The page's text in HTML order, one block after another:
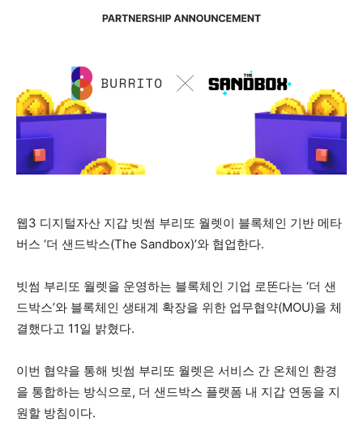
웹3 디지털자산 지갑 빗썸 부리또 월렛이 블록체인 기반 메타
버스 ‘더 샌드박스(The Sandbox)’와 협업한다.
빗썸 부리또 월렛을 운영하는 블록체인 기업 로똔다는 ‘더 샌
드박스’와 블록체인 생태계 확장을 위한 업무협약(MOU)을 체
결했다고 11일 밝혔다.
이번 협약을 통해 빗썸 부리또 월렛은 서비스 간 온체인 환경
을 통합하는 방식으로, 더 샌드박스 플랫폼 내 지갑 연동을 지
원할 방침이다.